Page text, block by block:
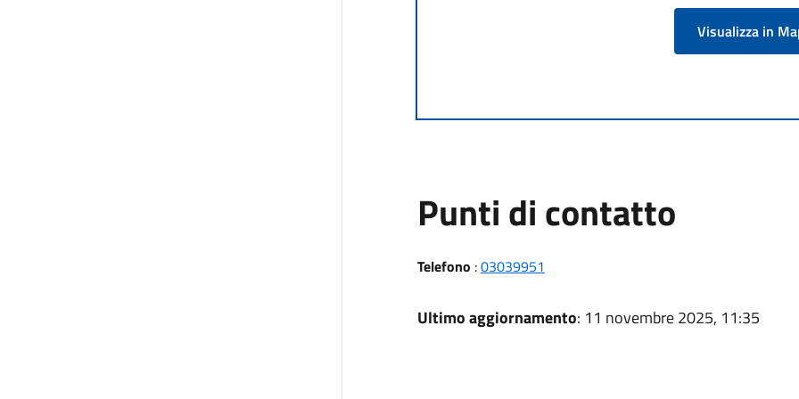
Visualizza in
Punti di contatto
Telefono :03039951
Ultimo aggiornamento: 11 novembre 2025, 11:35